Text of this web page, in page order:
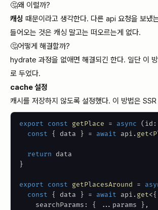
🤔왜 이럴까?
캐싱 때문이라고 생각한다. 다른 api 요청을 보냈
들어오는 것은 캐싱 말고는 떠오르는게 없다.
🤔어떻게 해결할까?
hydrate 과정을 없애면 해결되긴 한다. 일단 이
로 두었다.
cache 설정
캐시를 저장하지 않도록 설정했다. 이 방법은
export const getPlace = async (id :
const
{ data } = await api . get<
return
}
export const getPlacesAround =
const
{ data } = await api . get<{
    searchParams
: { ... params } ,